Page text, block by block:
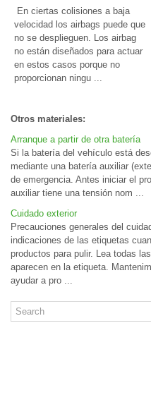
En ciertas colisiones a baja
velocidad los airbags puede que
no se desplieguen. Los airbag
no están diseñados para actuar
en estos casos porque no
proporcionan ningu ...
Otros materiales:
Arranque a partir de otra batería
Si la batería del vehículo está
mediante una batería auxiliar
de emergencia. Antes iniciar el
auxiliar tiene una tensión nom ...
Cuidado exterior
Precauciones generales del
indicaciones de las etiquetas
productos para pulir. Lea todas
aparecen en la etiqueta.
ayudar a pro ...